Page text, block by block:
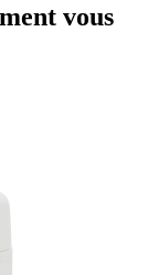
vous